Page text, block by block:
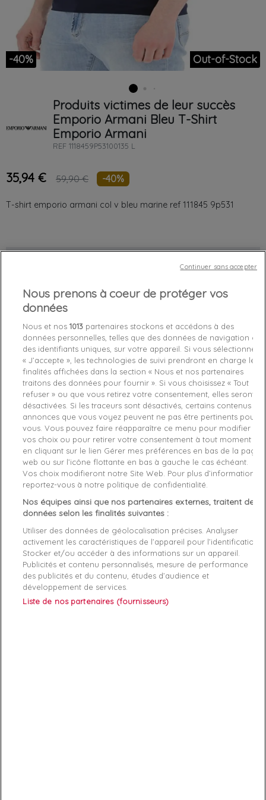
-40% Out-of-Stock
Produits victimes de leur succès
Emporio Armani Bleu T-Shirt
Emporio Armani
REF 1118459P53100135 L
35,94 € 59,90 € -40%
T-shirt emporio armani col v bleu marine ref 111845 9p531
mardi 11/08/26
Out-of-Stock
Je craque !
Livraison gratuite *
Retours sous 100 jours
Produit certifié authentique
Caractéristiques produit
Description Détails du produit Fabriquant
Article: T-Shirt Emporio Armani
Reference: 1118459p53100135
Manufacture: Emporio Armani
Product category: Accueil
ABONNEZ-VOUS
Nous prenons à coeur de protéger vos
données
Nous et nos1013 partenaires stockons et accédons à des
données personnelles, telles que des données de navigation ou
des identifiants uniques, sur votre appareil. Si vous sélectionnez
« J’accepte », les technologies de suivi prendront en charge les
finalités affichées dans la section « Nous et nos partenaires
traitons des données pour fournir ». Si vous choisissez « Tout
refuser » ou que vous retirez votre consentement, elles seront
désactivées. Si les traceurs sont désactivés, certains contenus et
annonces que vous voyez peuvent ne pas être pertinents pour
vous. Vous pouvez faire réapparaître ce menu pour modifier
vos choix ou pour retirer votre consentement à tout moment
en cliquant sur le lien Gérer mes préférences en bas de la page
web ou sur l’icône flottante en bas à gauche le cas échéant.
Vos choix modifieront notre Site Web. Pour plus d’informations,
reportez-vous à notre politique de confidentialité.
Nos équipes ainsi que nos partenaires externes, traitent des
données selon les finalités suivantes :
Utiliser des données de géolocalisation précises. Analyser
activement les caractéristiques de l’appareil pour l’identification.
Stocker et/ou accéder à des informations sur un appareil.
Publicités et contenu personnalisés, mesure de performance
des publicités et du contenu, études d’audience et
développement de services.
Liste de nos partenaires (fournisseurs)
Continuer sans accepter